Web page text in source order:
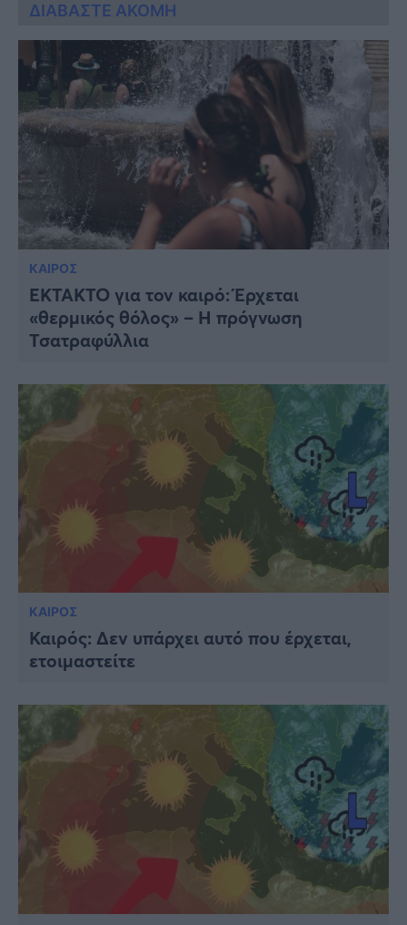
ΔΙΑΒΑΣΤΕ ΑΚΟΜΗ
ΚΑΙΡΟΣ
ΕΚΤΑΚΤΟ για τον καιρό: Έρχεται
«θερμικός θόλος» – Η πρόγνωση
Τσατραφύλλια
ΚΑΙΡΟΣ
Καιρός: Δεν υπάρχει αυτό που έρχεται,
ετοιμαστείτε